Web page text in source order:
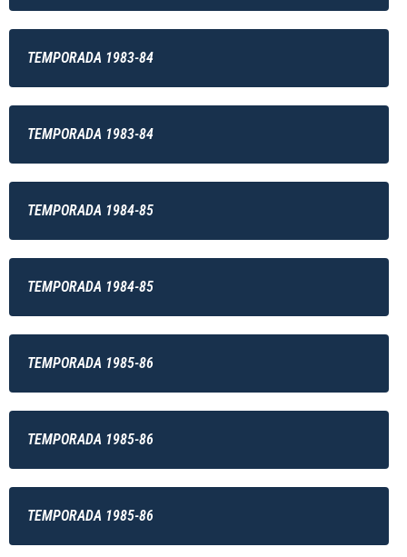
TEMPORADA 1983-84
TEMPORADA 1983-84
TEMPORADA 1984-85
TEMPORADA 1984-85
TEMPORADA 1985-86
TEMPORADA 1985-86
TEMPORADA 1985-86